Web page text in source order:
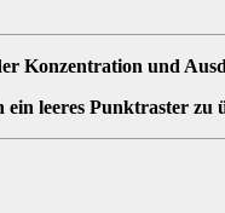
Konzentration und
ein leeres Punktraster zu